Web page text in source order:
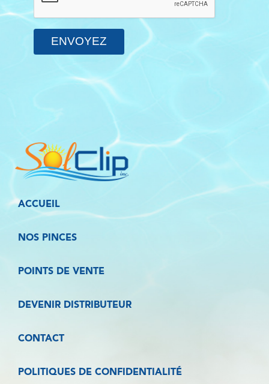
ENVOYEZ
ACCUEIL
NOS PINCES
POINTS DE VENTE
DEVENIR DISTRIBUTEUR
CONTACT
POLITIQUES DE CONFIDENTIALITÉ